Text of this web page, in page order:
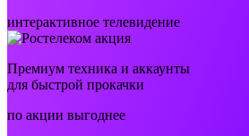
интерактивное телевидение
Премиум техника и аккаунты
для быстрой прокачки
по акции выгоднее